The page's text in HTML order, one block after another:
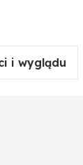
i wyglądu